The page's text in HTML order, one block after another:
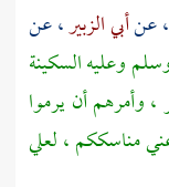
، عنأبي الزبير، عن
وعليه السكينة
،وأمرهم أن يرموا
مناسككم ، لعلي